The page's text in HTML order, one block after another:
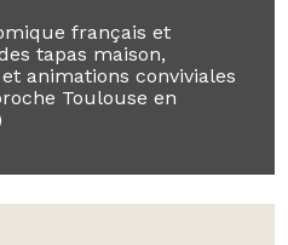
français et
tapas maison,
animations conviviales
Toulouse en